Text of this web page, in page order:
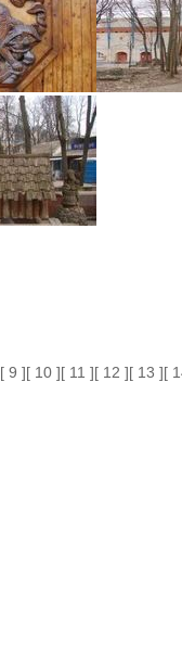
[ 9 ][ 10 ][ 11 ][ 12 ][ 13 ][